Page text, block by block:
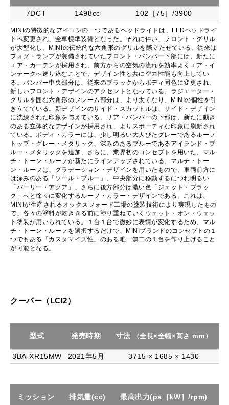
7DCT 1498cc 102［75］/3900
MINIの特徴的なアイコンの一つであるヘッドライトは、LEDヘッドライ
トへ変更され、全車標準装備となった。それに伴い、フロント・グリル
が大型化し、MINIの伝統的な六角形のグリルを際立たせている。従来は
フォグ・ランプが装備されていたフロント・バンパー下部には、新たに
エア・カーテンが採用され、前方からの空気の流れを効率よくエア・イ
ンテークへ送り込むことで、デザイン性と共に空力性能も向上してい
る。バンパー中央部分は、従来のブラックからボディ同色に変更され、
新しいフロント・デザインのアクセントとなっている。ラジエーター・
グリルを囲む六角形のフレーム部分は、より太くなり、MINIの個性を引
き立てている。新デザインのサイド・スカットルは、サイド・デザイン
に洗練された印象を与えている。リア・バンパーの下部は、新たに動き
のある立体的なデザインが採用され、よりスポーティな印象に刷新され
ている。ボディ・カラーには、少し明るい大人びたグレーであるルーフ
トップ・グレー・メタリック、深みのあるブルーであるアイランド・ブ
ルー・メタリックを追加、さらに、業界初のコンセプトを用いた、マル
チ・トーン・ルーフが新たにラインアップされている。マルチ・トー
ン・ルーフは、グラデーション・デザインを用いたもので、車両前方に
は深みのある「ソール・ブルー」、中央部分に移動するにつれ明るい
「パーリー・アクア」、さらに後方部分は濃い色「ジェット・ブラッ
ク」へと徐々に変化するルーフ・カラー・デザインである。これは、
MINIが生産されるオックスフォード工場の塗装技術により実現したもの
で、各々の塗料が乾ききる前に塗り重ねていくウェット・オン・ウェッ
ト塗装が用いられている。１台１台で微妙に表情が変化するため、マル
チ・トーン・ルーフを選択するだけで、MINIブランドのコンセプトの１
つでもある「カスタマイズ性」のある唯一無二の１台を作り上げること
が可能となる。
クーパー（LCI2）
型式 発売時期 寸法 （全長×全幅×高さ mm）
3BA-XR15MW 2021年5月 3715 × 1685 × 1430
ミッション 排気量(cc) 最高出力(ps［kW］/rpm)